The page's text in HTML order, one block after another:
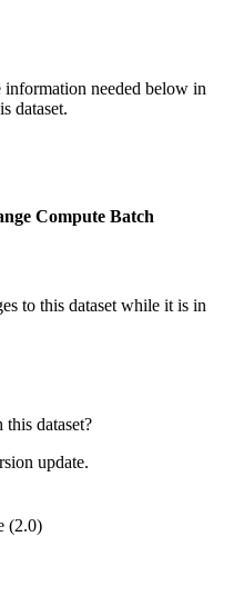
information needed below in
dataset.
Compute Batch
to this dataset while it is in
dataset?
update.
(2.0)